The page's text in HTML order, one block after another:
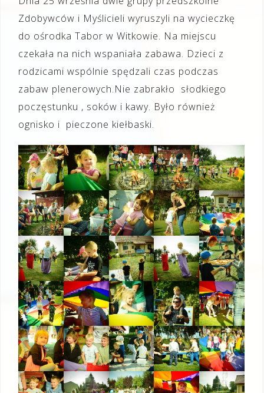
Zdobywców i Myślicieli wyruszyli na wycieczkę
do ośrodka Tabor w Witkowie. Na miejscu
czekała na nich wspaniała zabawa. Dzieci z
rodzicami wspólnie spędzali czas podczas
zabaw plenerowych.Nie zabrakło słodkiego
poczęstunku , soków i kawy. Było również
ognisko i pieczone kiełbaski.